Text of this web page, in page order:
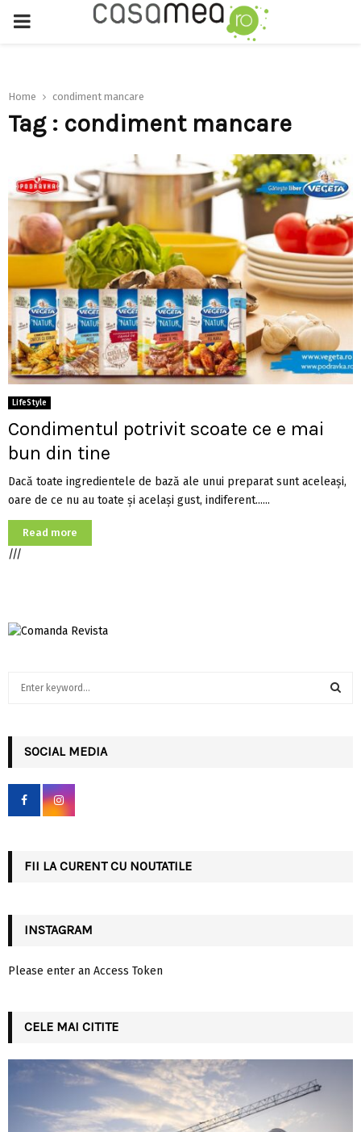
PRIMARY
Home condiment mancare
Tag : condiment mancare
LifeStyle
Condimentul potrivit scoate ce e mai
bun din tine
Dacă toate ingredientele de bază ale unui preparat sunt aceleași,
oare de ce nu au toate și același gust, indiferent......
Read more
///
h
f
r
SOCIAL MEDIA
FII LA CURENT CU NOUTATILE
INSTAGRAM
Please enter an Access Token
CELE MAI CITITE